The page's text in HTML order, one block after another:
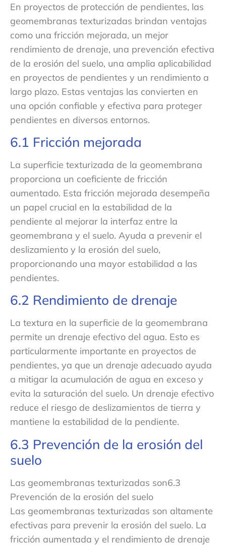
En proyectos de protección de pendientes, las
geomembranas texturizadas brindan ventajas
como una fricción mejorada, un mejor
rendimiento de drenaje, una prevención efectiva
de la erosión del suelo, una amplia aplicabilidad
en proyectos de pendientes y un rendimiento a
largo plazo. Estas ventajas las convierten en
una opción confiable y efectiva para proteger
pendientes en diversos entornos.
6.1 Fricción mejorada
La superficie texturizada de la geomembrana
proporciona un coeficiente de fricción
aumentado. Esta fricción mejorada desempeña
un papel crucial en la estabilidad de la
pendiente al mejorar la interfaz entre la
geomembrana y el suelo. Ayuda a prevenir el
deslizamiento y la erosión del suelo,
proporcionando una mayor estabilidad a las
pendientes.
6.2 Rendimiento de drenaje
La textura en la superficie de la geomembrana
permite un drenaje efectivo del agua. Esto es
particularmente importante en proyectos de
pendientes, ya que un drenaje adecuado ayuda
a mitigar la acumulación de agua en exceso y
evita la saturación del suelo. Un drenaje efectivo
reduce el riesgo de deslizamientos de tierra y
mantiene la estabilidad de la pendiente.
6.3 Prevención de la erosión del
suelo
Las geomembranas texturizadas son6.3
Prevención de la erosión del suelo
Las geomembranas texturizadas son altamente
efectivas para prevenir la erosión del suelo. La
fricción aumentada y el rendimiento de drenaje